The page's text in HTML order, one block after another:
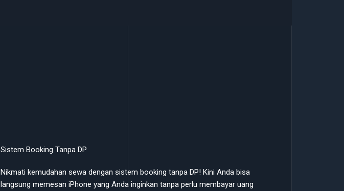
Sistem Booking Tanpa DP
Nikmati kemudahan sewa dengan sistem booking tanpa DP! Kini Anda bisa
langsung memesan iPhone yang Anda inginkan tanpa perlu membayar uang